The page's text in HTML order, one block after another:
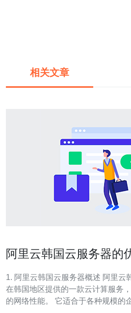
相关文章
阿里云韩国云服务器的
1. 阿里云韩国云服务器概述 阿里云韩国云服务器是阿里云
在韩国地区提供的一款云计算服务
的网络性能。 它适合于各种规模的企业，特别是希望拓展